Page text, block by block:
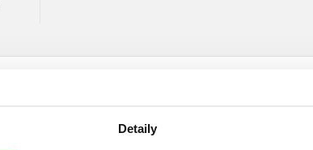
Detaily